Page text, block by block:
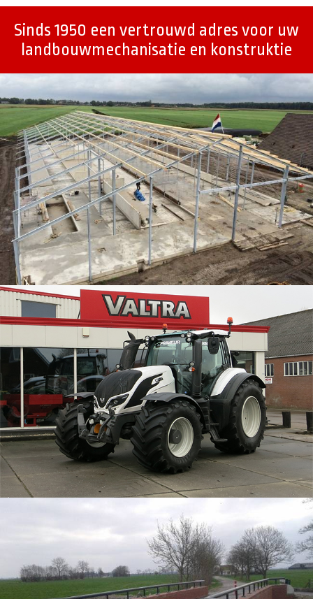
Sinds 1950 een vertrouwd adres voor uw
landbouwmechanisatie en konstruktie